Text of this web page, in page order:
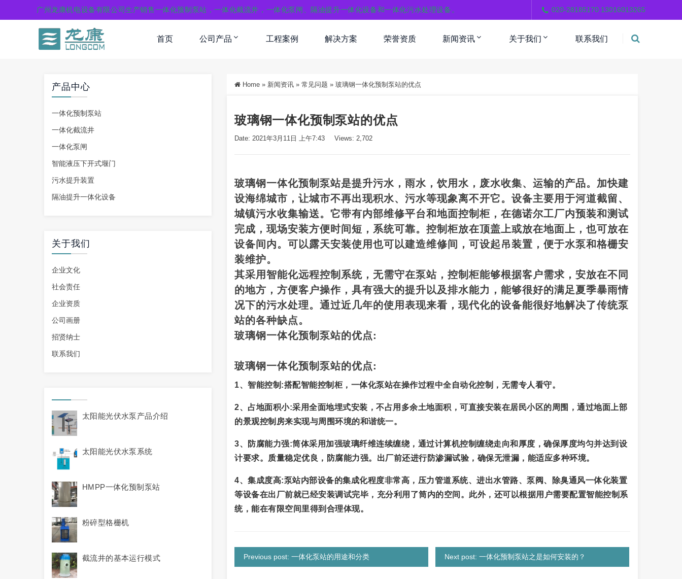
广州龙康机电设备有限公司生产销售一体化预制泵站，一体化截流井，一体化泵闸、隔油提升一体化设备和一体化污水处理设备。 020-28185170 13016013265
首页 公司产品 工程案例 解决方案 荣誉资质 新闻资讯 关于我们 联系我们
产品中心
一体化预制泵站
一体化截流井
一体化泵闸
智能液压下开式堰门
污水提升装置
隔油提升一体化设备
关于我们
企业文化
社会责任
企业资质
公司画册
招贤纳士
联系我们
太阳能光伏水泵产品介绍
太阳能光伏水泵系统
HMPP一体化预制泵站
粉碎型格栅机
截流井的基本运行模式
Home » 新闻资讯 » 常见问题 » 玻璃钢一体化预制泵站的优点
玻璃钢一体化预制泵站的优点
Date: 2021年3月11日 上午7:43 Views: 2,702
玻璃钢一体化预制泵站是提升污水，雨水，饮用水，废水收集、运输的产品。加快建
设海绵城市，让城市不再出现积水、污水等现象离不开它。设备主要用于河道截留、
城镇污水收集输送。它带有内部维修平台和地面控制柜，在德诺尔工厂内预装和测试
完成，现场安装方便时间短，系统可靠。控制柜放在顶盖上或放在地面上，也可放在
设备间内。可以露天安装使用也可以建造维修间，可设起吊装置，便于水泵和格栅安
装维护。
其采用智能化远程控制系统，无需守在泵站，控制柜能够根据客户需求，安放在不同
的地方，方便客户操作，具有强大的提升以及排水能力，能够很好的满足夏季暴雨情
况下的污水处理。通过近几年的使用表现来看，现代化的设备能很好地解决了传统泵
站的各种缺点。
玻璃钢一体化预制泵站的优点:
玻璃钢一体化预制泵站的优点:
1、智能控制:搭配智能控制柜，一体化泵站在操作过程中全自动化控制，无需专人看守。
2、占地面积小:采用全面地埋式安装，不占用多余土地面积，可直接安装在居民小区的周围，通过地面上部
的景观控制房来实现与周围环境的和谐统一。
3、防腐能力强:筒体采用加强玻璃纤维连续缠绕，通过计算机控制缠绕走向和厚度，确保厚度均匀并达到设
计要求。质量稳定优良，防腐能力强。出厂前还进行防渗漏试验，确保无泄漏，能适应多种环境。
4、集成度高:泵站内部设备的集成化程度非常高，压力管道系统、进出水管路、泵阀、除臭通风一体化装置
等设备在出厂前就已经安装调试完毕，充分利用了筒内的空间。此外，还可以根据用户需要配置智能控制系
统，能在有限空间里得到合理体现。
Previous post: 一体化泵站的用途和分类 Next post: 一体化预制泵站之是如何安装的？